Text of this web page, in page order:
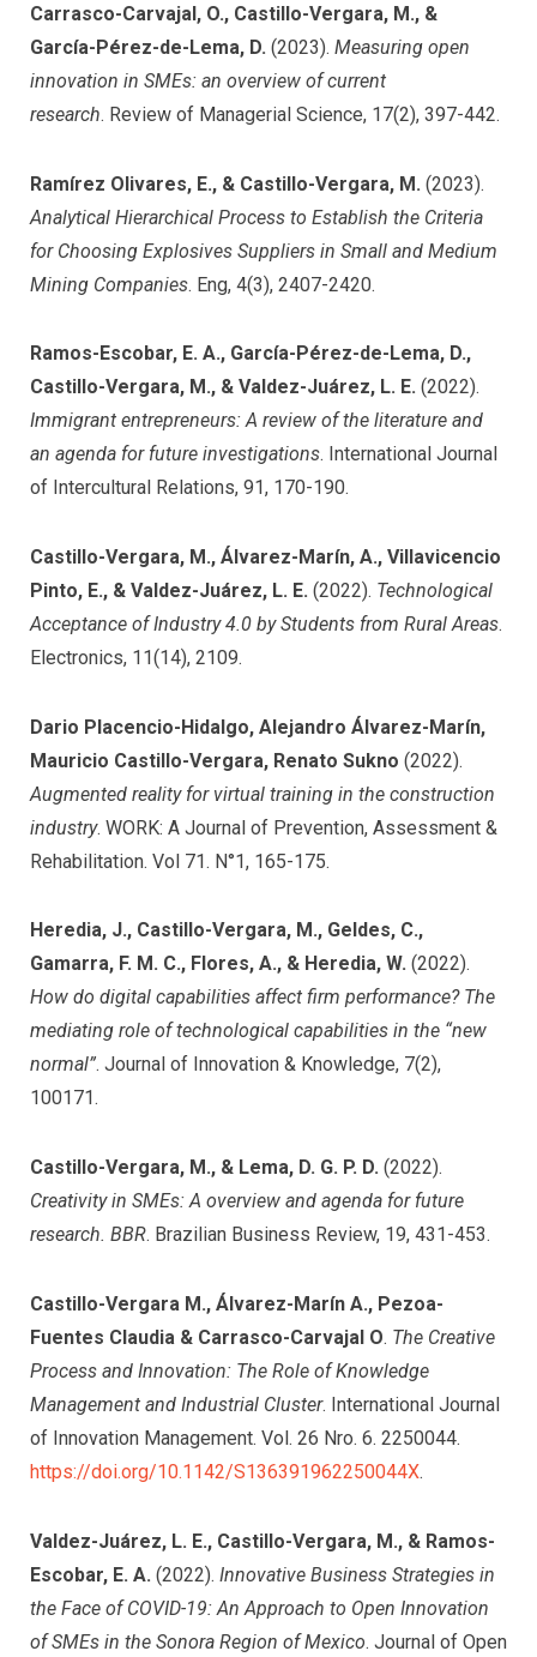
Carrasco-Carvajal, O., Castillo-Vergara, M., &
García-Pérez-de-Lema, D. (2023). Measuring open
innovation in SMEs: an overview of current
research. Review of Managerial Science, 17(2), 397-442.
Ramírez Olivares, E., & Castillo-Vergara, M. (2023).
Analytical Hierarchical Process to Establish the Criteria
for Choosing Explosives Suppliers in Small and Medium
Mining Companies. Eng, 4(3), 2407-2420.
Ramos-Escobar, E. A., García-Pérez-de-Lema, D.,
Castillo-Vergara, M., & Valdez-Juárez, L. E. (2022).
Immigrant entrepreneurs: A review of the literature and
an agenda for future investigations. International Journal
of Intercultural Relations, 91, 170-190.
Castillo-Vergara, M., Álvarez-Marín, A., Villavicencio
Pinto, E., & Valdez-Juárez, L. E. (2022). Technological
Acceptance of Industry 4.0 by Students from Rural Areas.
Electronics, 11(14), 2109.
Dario Placencio-Hidalgo, Alejandro Álvarez-Marín,
Mauricio Castillo-Vergara, Renato Sukno (2022).
Augmented reality for virtual training in the construction
industry. WORK: A Journal of Prevention, Assessment &
Rehabilitation. Vol 71. N°1, 165-175.
Heredia, J., Castillo-Vergara, M., Geldes, C.,
Gamarra, F. M. C., Flores, A., & Heredia, W. (2022).
How do digital capabilities affect firm performance? The
mediating role of technological capabilities in the “new
normal”. Journal of Innovation & Knowledge, 7(2),
100171.
Castillo-Vergara, M., & Lema, D. G. P. D. (2022).
Creativity in SMEs: A overview and agenda for future
research. BBR. Brazilian Business Review, 19, 431-453.
Castillo-Vergara M., Álvarez-Marín A., Pezoa-
Fuentes Claudia & Carrasco-Carvajal O. The Creative
Process and Innovation: The Role of Knowledge
Management and Industrial Cluster. International Journal
of Innovation Management. Vol. 26 Nro. 6. 2250044.
https://doi.org/10.1142/S136391962250044X.
Valdez-Juárez, L. E., Castillo-Vergara, M., & Ramos-
Escobar, E. A. (2022). Innovative Business Strategies in
the Face of COVID-19: An Approach to Open Innovation
of SMEs in the Sonora Region of Mexico. Journal of Open